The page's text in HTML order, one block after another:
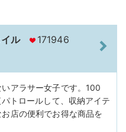
ル 171946
アラサー女子です。100
トロールして、収納アイテ
店の便利でお得な商品を